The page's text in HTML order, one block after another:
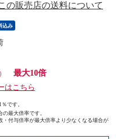
の販売店の送料について
込み
最大10倍
はこちら
です。
最大倍率です。
付与倍率が最大倍率より少なくなる場合が